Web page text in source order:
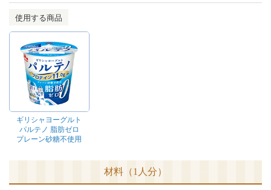
使用する商品
ギリシャヨーグルト
パルテノ 脂肪ゼロ
プレーン砂糖不使用
材料（1人分）